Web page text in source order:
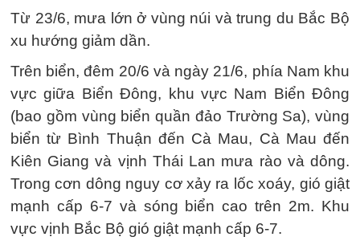
Từ 23/6, mưa lớn ở vùng núi và trung du Bắc Bộ
xu hướng giảm dần.
Trên biển, đêm 20/6 và ngày 21/6, phía Nam khu
vực giữa Biển Đông, khu vực Nam Biển Đông
(bao gồm vùng biển quần đảo Trường Sa), vùng
biển từ Bình Thuận đến Cà Mau, Cà Mau đến
Kiên Giang và vịnh Thái Lan mưa rào và dông.
Trong cơn dông nguy cơ xảy ra lốc xoáy, gió giật
mạnh cấp 6-7 và sóng biển cao trên 2m. Khu
vực vịnh Bắc Bộ gió giật mạnh cấp 6-7.